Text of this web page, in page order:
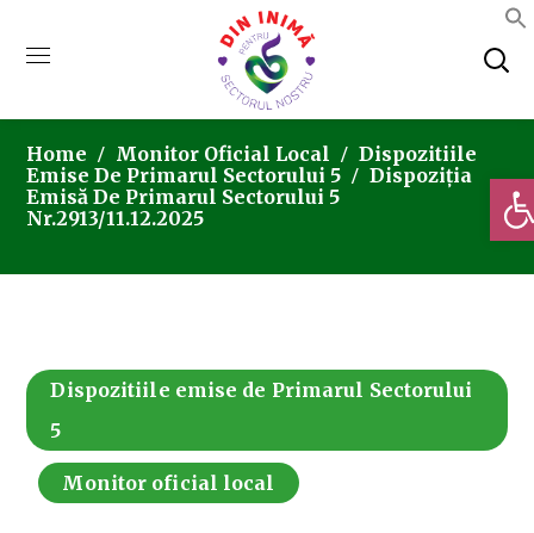
Home Monitor Oficial Local
Dispozitiile
Emise De Primarul Sectorului 5
Dispoziția
Emisă De Primarul Sectorului 5
Nr.2913/11.12.2025
Dispozitiile emise de Primarul Sectorului
5
Monitor oficial local